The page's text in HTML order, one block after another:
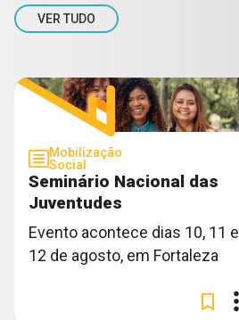
VER TUDO
Mobilização
Social
Seminário Nacional das
Juventudes
Evento acontece dias 10, 11 e
12 de agosto, em Fortaleza